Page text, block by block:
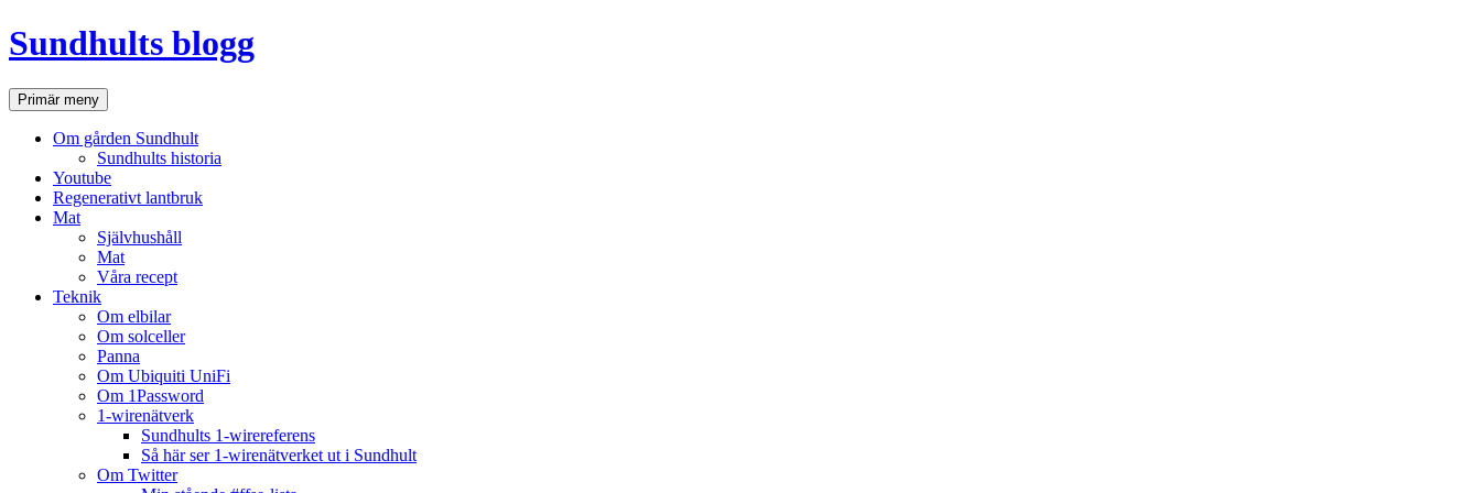
Hoppa
till
Sundhults blogg
SökPrimär meny
Om gården Sundhult
Sundhults historia
Youtube
Regenerativt lantbruk
Mat
Självhushåll
Mat
Våra recept
Teknik
Om elbilar
Om solceller
Panna
Om Ubiquiti UniFi
Om 1Password
1-wirenätverk
Sundhults 1-wirereferens
Så här ser 1-wirenätverket ut i Sundhult
Om Twitter